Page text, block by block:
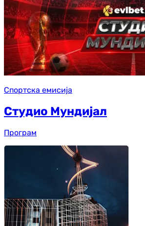
Спортска емисија
Студио Мундијал
Програм